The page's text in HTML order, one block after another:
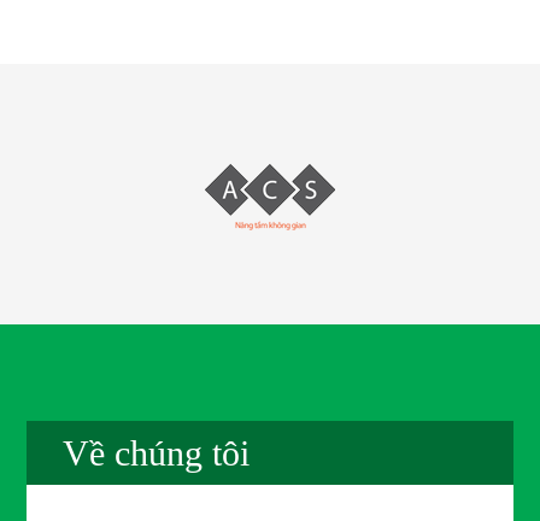
Về chúng tôi